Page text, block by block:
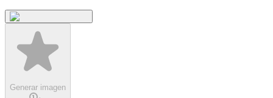
Generar imagen